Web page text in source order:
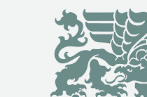
Hjem